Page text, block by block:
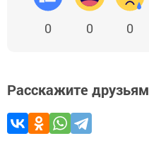
0 0 0
Расскажите друзьям